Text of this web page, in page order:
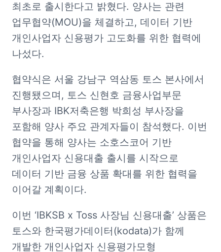
최초로 출시한다고 밝혔다. 양사는 관련
업무협약(MOU)을 체결하고, 데이터 기반
개인사업자 신용평가 고도화를 위한 협력에
나섰다.
협약식은 서울 강남구 역삼동 토스 본사에서
진행됐으며, 토스 신현호 금융사업부문
부사장과 IBK저축은행 박희성 부사장을
포함해 양사 주요 관계자들이 참석했다. 이번
협약을 통해 양사는 소호스코어 기반
개인사업자 신용대출 출시를 시작으로
데이터 기반 금융 상품 확대를 위한 협력을
이어갈 계획이다.
이번 ‘IBKSB x Toss 사장님 신용대출’ 상품은
토스와 한국평가데이터(kodata)가 함께
개발한 개인사업자 신용평가모형